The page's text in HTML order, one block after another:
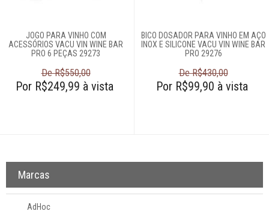
JOGO PARA VINHO COM
ACESSÓRIOS VACU VIN WINE BAR
PRO 6 PEÇAS 29273
De R$550,00
Por R$249,99 à vista
BICO DOSADOR PARA VINHO EM AÇO
INOX E SILICONE VACU VIN WINE BAR
PRO 29276
De R$430,00
Por R$99,90 à vista
Marcas
AdHoc